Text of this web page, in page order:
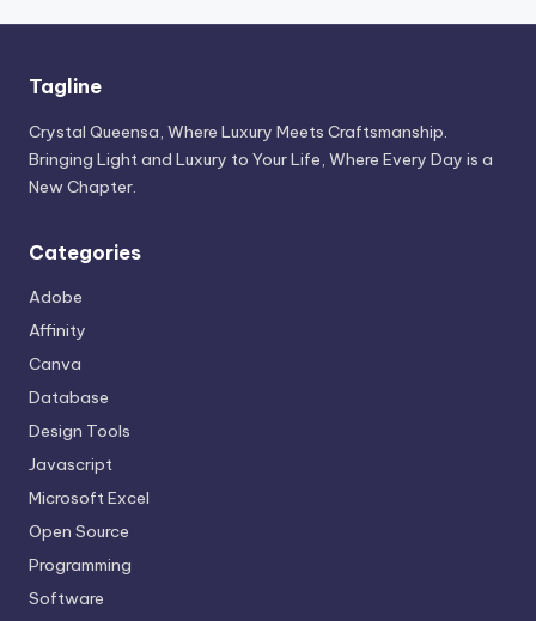
pagination
Tagline
Crystal Queensa, Where Luxury Meets Craftsmanship.
Bringing Light and Luxury to Your Life, Where Every Day is a
New Chapter.
Categories
Adobe
Affinity
Canva
Database
Design Tools
Javascript
Microsoft Excel
Open Source
Programming
Software